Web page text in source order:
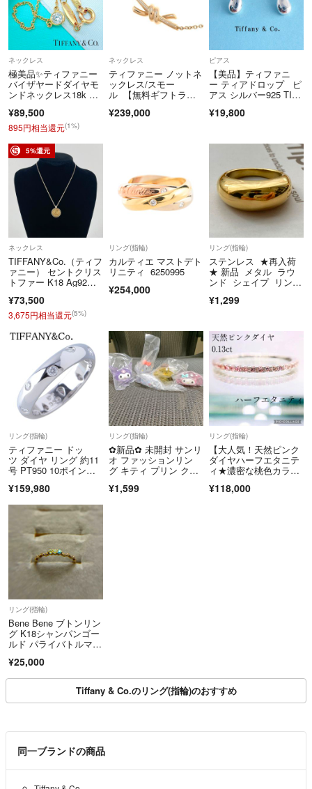
ネックレス
極美品✨ティファニー
バイザヤードダイヤモ
ンドネックレス18k 75
¥89,500
895円相当還元(1%)
ネックレス
ティファニー ノットネ
ックレス/スモー
ル 【無料ギフトラッ
【中古】
¥239,000
ピアス
【美品】ティファニ
ー ティアドロップ ピ
アス シルバー925 TIFF
¥19,800
5%還元
ネックレス
TIFFANY&Co.（ティフ
ァニー） セントクリス
トファー K18 Ag92
4.2g ゴールド×シルバ
ー
¥73,500
3,675円相当還元(5%)
リング(指輪)
カルティエ マストデト
リニティ 6250995
¥254,000
リング(指輪)
ステンレス ★再入荷
★ 新品 メタル ラウ
ンド シェイプ リン
¥1,299
リング(指輪)
ティファニー ドッ
ツ ダイヤ リング 約11
号 PT950 10ポイント
IFFANY【26970】
¥159,980
リング(指輪)
✿新品✿ 未開封 サンリ
オ ファッションリン
グ キティ プリン クロ
¥1,599
リング(指輪)
【大人気！天然ピンク
ダイヤハーフエタニテ
ィ★濃密な桃色カラ
¥118,000
リング(指輪)
Bene Bene ブトンリン
グ K18シャンパンゴー
ルド パライバトルマリ
¥25,000
Tiffany & Co.のリング(指輪)のおすすめ
同一ブランドの商品